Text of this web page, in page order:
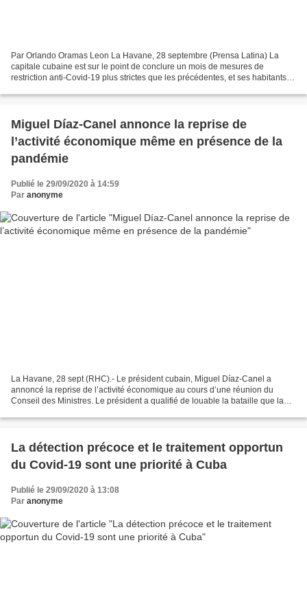
Par Orlando Oramas Leon La Havane, 28 septembre (Prensa Latina) La
capitale cubaine est sur le point de conclure un mois de mesures de
restriction anti-Covid-19 plus strictes que les précédentes, et ses habitants
Miguel Díaz-Canel annonce la reprise de
l’activité économique même en présence de la
pandémie
Publié le 29/09/2020 à 14:59
Par anonyme
La Havane, 28 sept (RHC).- Le président cubain, Miguel Díaz-Canel a
annoncé la reprise de l’activité économique au cours d’une réunion du
Conseil des Ministres. Le président a qualifié de louable la bataille que la
La détection précoce et le traitement opportun
du Covid-19 sont une priorité à Cuba
Publié le 29/09/2020 à 13:08
Par anonyme